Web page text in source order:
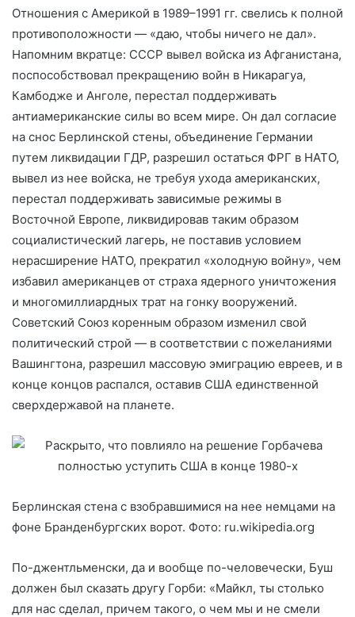
Отношения с Америкой в 1989–1991 гг. свелись к полной
противоположности — «даю, чтобы ничего не дал».
Напомним вкратце: СССР вывел войска из Афганистана,
поспособствовал прекращению войн в Никарагуа,
Камбодже и Анголе, перестал поддерживать
антиамериканские силы во всем мире. Он дал согласие
на снос Берлинской стены, объединение Германии
путем ликвидации ГДР, разрешил остаться ФРГ в НАТО,
вывел из нее войска, не требуя ухода американских,
перестал поддерживать зависимые режимы в
Восточной Европе, ликвидировав таким образом
социалистический лагерь, не поставив условием
нерасширение НАТО, прекратил «холодную войну», чем
избавил американцев от страха ядерного уничтожения
и многомиллиардных трат на гонку вооружений.
Советский Союз коренным образом изменил свой
политический строй — в соответствии с пожеланиями
Вашингтона, разрешил массовую эмиграцию евреев, и в
конце концов распался, оставив США единственной
сверхдержавой на планете.
Берлинская стена с взобравшимися на нее немцами на
фоне Бранденбургских ворот. Фото: ru.wikipedia.org
По-джентльменски, да и вообще по-человечески, Буш
должен был сказать другу Горби: «Майкл, ты столько
для нас сделал, причем такого, о чем мы и не смели